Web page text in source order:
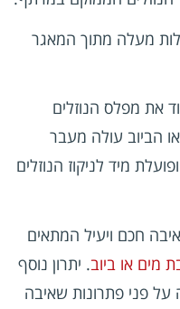
מעלה מתוך המאגר
את מפלס הנוזלים
הביוב עולה מעבר
מיד לניקוז הנוזלים
חכם ויעיל המתאים
מים או ביוב. יתרון נוסף
פני פתרונות שאיבה